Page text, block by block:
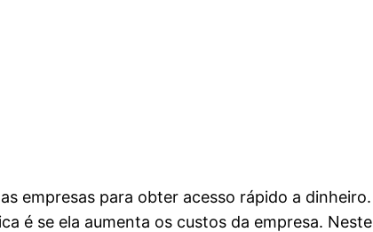
empresas para obter acesso rápido a dinheiro.
é se ela aumenta os custos da empresa. Neste